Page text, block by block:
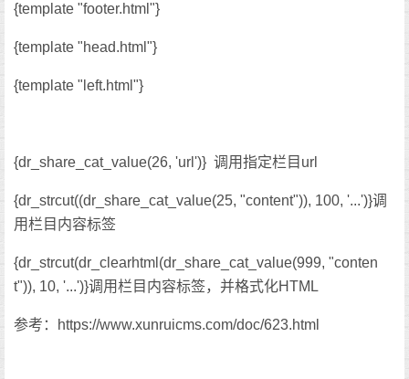
{template "footer.html"}
{template "head.html"}
{template "left.html"}
{dr_share_cat_value(26, 'url')} 调用指定栏目url
{dr_strcut((dr_share_cat_value(25, "content")), 100, '...')}调
用栏目内容标签
{dr_strcut(dr_clearhtml(dr_share_cat_value(999, "conten
t")), 10, '...')}调用栏目内容标签，并格式化HTML
参考：https://www.xunruicms.com/doc/623.html